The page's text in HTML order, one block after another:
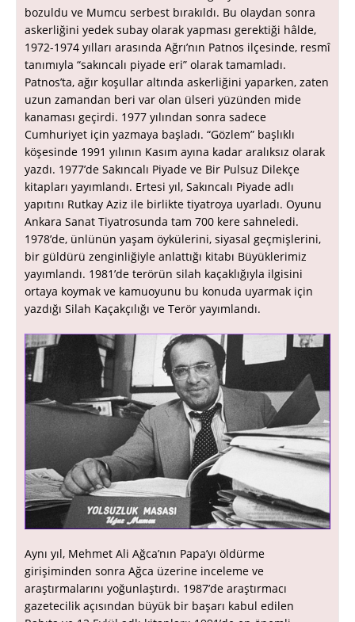
bozuldu ve Mumcu serbest bırakıldı. Bu olaydan sonra
askerliğini yedek subay olarak yapması gerektiği hâlde,
1972-1974 yılları arasında Ağrı’nın Patnos ilçesinde, resmî
tanımıyla “sakıncalı piyade eri” olarak tamamladı.
Patnos’ta, ağır koşullar altında askerliğini yaparken, zaten
uzun zamandan beri var olan ülseri yüzünden mide
kanaması geçirdi. 1977 yılından sonra sadece
Cumhuriyet için yazmaya başladı. “Gözlem” başlıklı
köşesinde 1991 yılının Kasım ayına kadar aralıksız olarak
yazdı. 1977’de Sakıncalı Piyade ve Bir Pulsuz Dilekçe
kitapları yayımlandı. Ertesi yıl, Sakıncalı Piyade adlı
yapıtını Rutkay Aziz ile birlikte tiyatroya uyarladı. Oyunu
Ankara Sanat Tiyatrosunda tam 700 kere sahneledi.
1978’de, ünlünün yaşam öykülerini, siyasal geçmişlerini,
bir güldürü zenginliğiyle anlattığı kitabı Büyüklerimiz
yayımlandı. 1981’de terörün silah kaçaklığıyla ilgisini
ortaya koymak ve kamuoyunu bu konuda uyarmak için
yazdığı Silah Kaçakçılığı ve Terör yayımlandı.
Aynı yıl, Mehmet Ali Ağca’nın Papa’yı öldürme
girişiminden sonra Ağca üzerine inceleme ve
araştırmalarını yoğunlaştırdı. 1987’de araştırmacı
gazetecilik açısından büyük bir başarı kabul edilen